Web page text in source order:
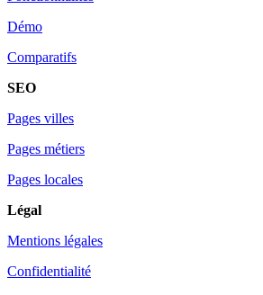
Démo
Comparatifs
SEO
Pages villes
Pages métiers
Pages locales
Légal
Mentions légales
Confidentialité